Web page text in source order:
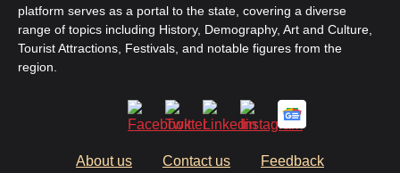
platform serves as a portal to the state, covering a diverse
range of topics including History, Demography, Art and Culture,
Tourist Attractions, Festivals, and notable figures from the
region.
About us Contact us
Feedback